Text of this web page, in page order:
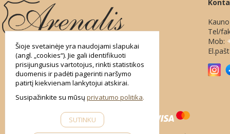
foreash
Tel/
Mob:
Šioje svetainėje yra naudojami slapukai
(angl. „cookies“). Jie gali identifikuoti
prisijungusius vartotojus, rinkti statistikos
duomenis ir padėti pagerinti naršymo
patirtį kiekvienam lankytojui atskirai.
Susipažinkite su mūsų privatumo politika
SUTINKU